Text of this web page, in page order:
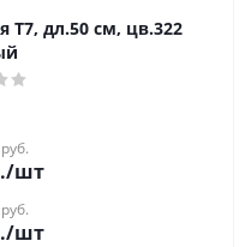
Т7, дл.50 см, цв.322
/шт
/шт